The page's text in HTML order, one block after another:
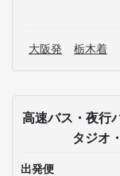
大阪発 栃木着
高速バス・夜行
タジオ
出発便